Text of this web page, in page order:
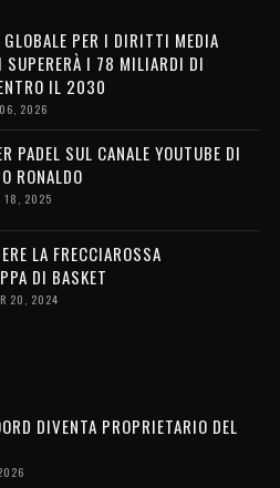
GLOBALE PER I DIRITTI MEDIA
SUPERERÀ I 78 MILIARDI DI
IL 2030
06, 2026
PADEL SUL CANALE YOUTUBE DI
RONALDO
18, 2025
LA FRECCIAROSSA
DI BASKET
20, 2024
DIVENTA PROPRIETARIO DEL